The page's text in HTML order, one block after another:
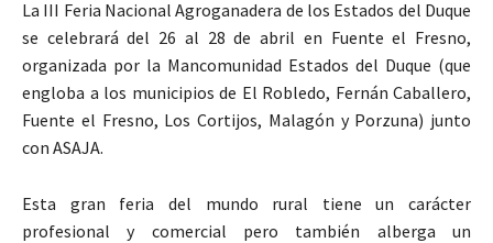
La III Feria Nacional Agroganadera de los Estados del Duque
se celebrará del 26 al 28 de abril en Fuente el Fresno,
organizada por la Mancomunidad Estados del Duque (que
engloba a los municipios de El Robledo, Fernán Caballero,
Fuente el Fresno, Los Cortijos, Malagón y Porzuna) junto
con ASAJA.
Esta gran feria del mundo rural tiene un carácter
profesional y comercial pero también alberga un